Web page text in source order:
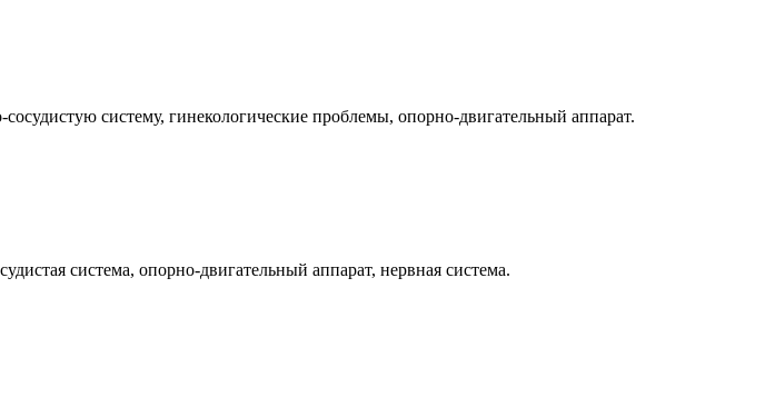
систему, гинекологические проблемы, опорно-двигательный аппарат.
система, опорно-двигательный аппарат, нервная система.